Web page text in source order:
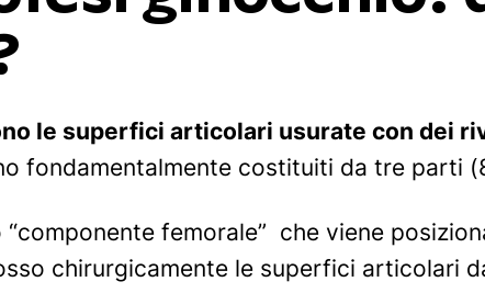
le superfici articolari usurate con dei
fondamentalmente costituiti da tre parti
femorale” che viene
chirurgicamente le superfici articolari